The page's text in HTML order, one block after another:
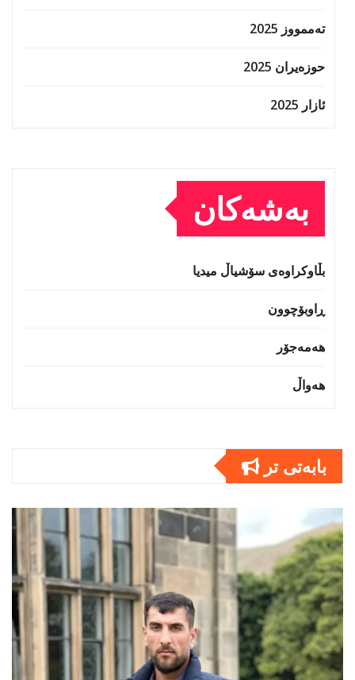
تەممووز 2025
حوزه‌یران 2025
ئازار 2025
بەشەکان
بڵاوکراوەی سۆشیاڵ میدیا
ڕاوبۆچوون
هەمەجۆر
هەواڵ
بابەتى تر